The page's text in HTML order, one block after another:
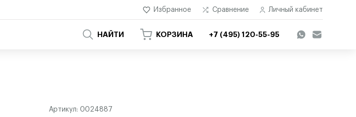
Избранное Сравнение Личный кабинет
НАЙТИ КОРЗИНА +7 (495) 120-55-95
Артикул: 0024887